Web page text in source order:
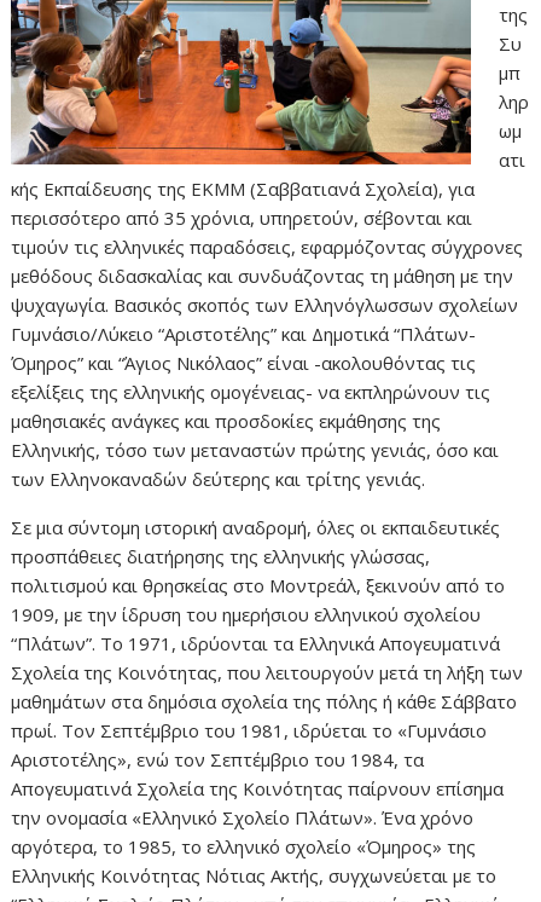
της
Συ
μπ
ληρ
ωμ
ατι
κής Εκπαίδευσης της ΕΚΜΜ (Σαββατιανά Σχολεία), για
περισσότερο από 35 χρόνια, υπηρετούν, σέβονται και
τιμούν τις ελληνικές παραδόσεις, εφαρμόζοντας σύγχρονες
μεθόδους διδασκαλίας και συνδυάζοντας τη μάθηση με την
ψυχαγωγία. Βασικός σκοπός των Ελληνόγλωσσων σχολείων
Γυμνάσιο/Λύκειο “Αριστοτέλης” και Δημοτικά “Πλάτων-
Όμηρος” και “Άγιος Νικόλαος” είναι -ακολουθόντας τις
εξελίξεις της ελληνικής ομογένειας- να εκπληρώνουν τις
μαθησιακές ανάγκες και προσδοκίες εκμάθησης της
Ελληνικής, τόσο των μεταναστών πρώτης γενιάς, όσο και
των Ελληνοκαναδών δεύτερης και τρίτης γενιάς.
Σε μια σύντομη ιστορική αναδρομή, όλες οι εκπαιδευτικές
προσπάθειες διατήρησης της ελληνικής γλώσσας,
πολιτισμού και θρησκείας στο Μοντρεάλ, ξεκινούν από το
1909, με την ίδρυση του ημερήσιου ελληνικού σχολείου
“Πλάτων”. Το 1971, ιδρύονται τα Ελληνικά Απογευματινά
Σχολεία της Κοινότητας, που λειτουργούν μετά τη λήξη των
μαθημάτων στα δημόσια σχολεία της πόλης ή κάθε Σάββατο
πρωί. Τον Σεπτέμβριο του 1981, ιδρύεται το «Γυμνάσιο
Αριστοτέλης», ενώ τον Σεπτέμβριο του 1984, τα
Απογευματινά Σχολεία της Κοινότητας παίρνουν επίσημα
την ονομασία «Ελληνικό Σχολείο Πλάτων». Ένα χρόνο
αργότερα, το 1985, το ελληνικό σχολείο «Όμηρος» της
Ελληνικής Κοινότητας Νότιας Ακτής, συγχωνεύεται με το